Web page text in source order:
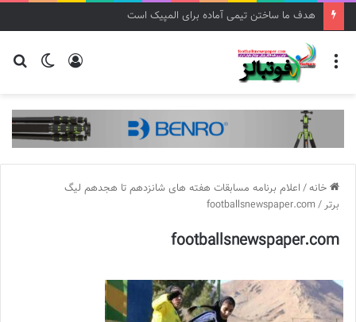
هدف ما ساختن تیمی آماده برای المپیک است
تغییر
ورود منو
خانه/ اعلام برنامه مسابقات هفته های شانزدهم تا هجدهم ليگ
برتر/
footballsnewspaper.com
footballsnewspaper.com